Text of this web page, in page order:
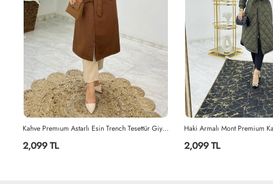
Haki Armalı Mont Premium Kalite Tesettür Giyim Haki
2,099 TL 2,099 TL